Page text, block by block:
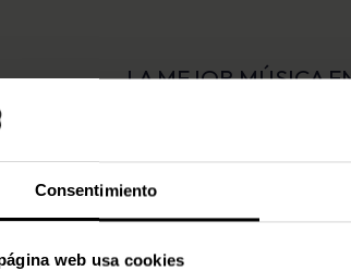
Consentimiento
web usa cookies
LA MEJOR MÚSICA
de verano musical de Es Jardí cuenta con